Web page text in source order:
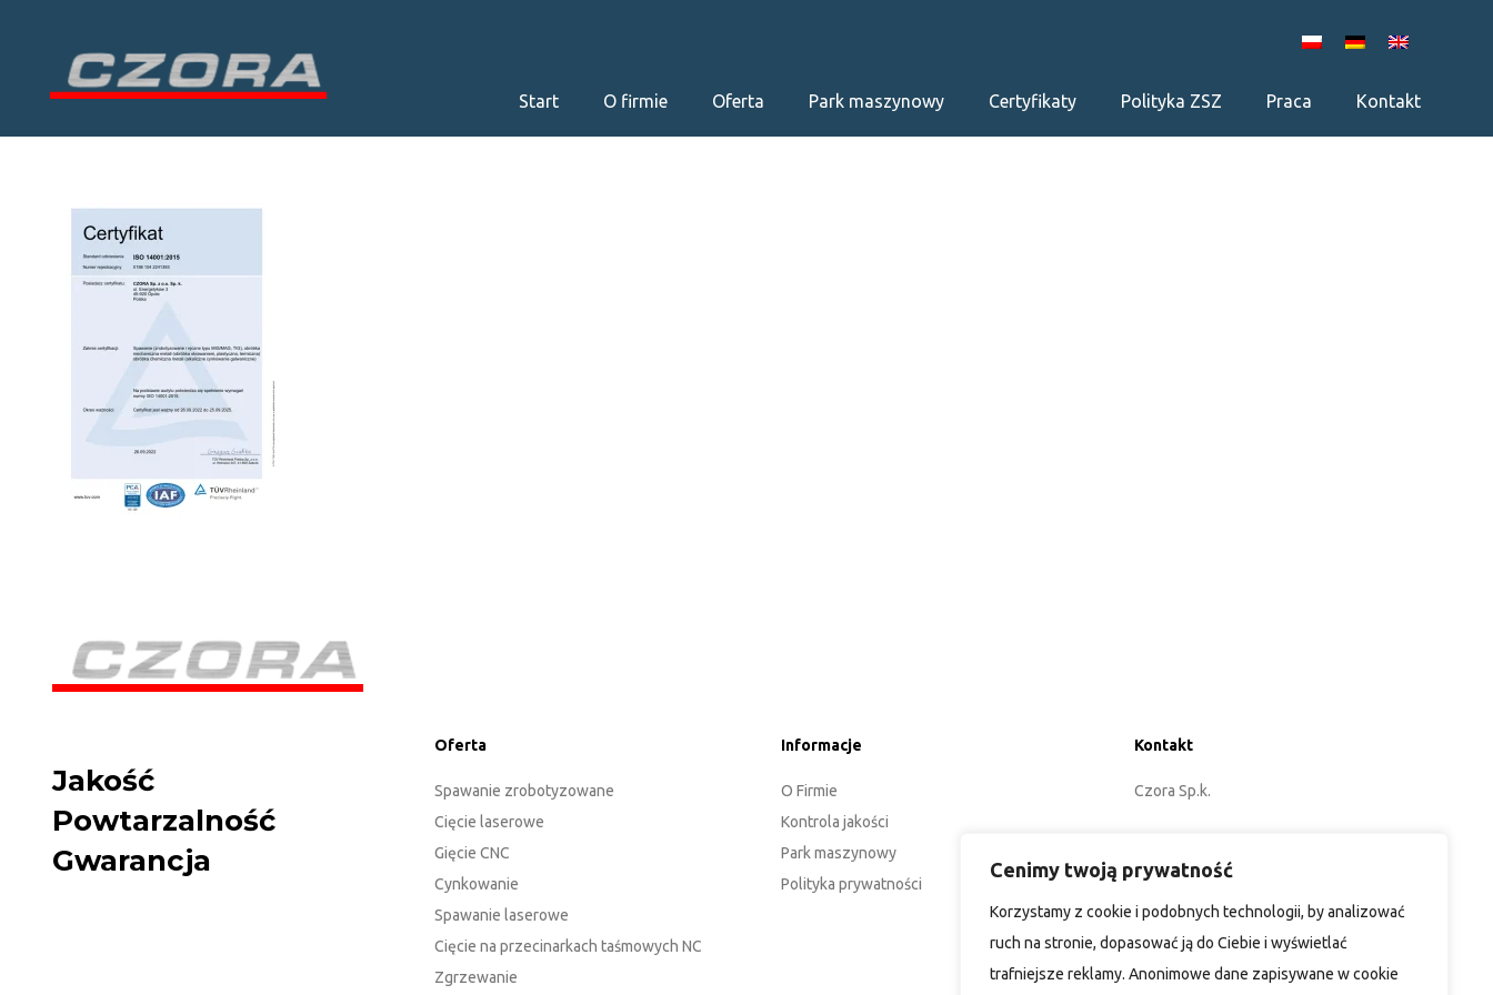
Cenimy twoją prywatność
Korzystamy z cookie i podobnych technologii, by analizować
ruch na stronie, dopasować ją do Ciebie i wyświetlać
trafniejsze reklamy. Anonimowe dane zapisywane w cookie
Start O firmie Oferta Park maszynowy Certyfikaty Polityka ZSZ Praca Kontakt
Jakość
Powtarzalność
Gwarancja
Oferta
Spawanie zrobotyzowane
Cięcie laserowe
Gięcie CNC
Cynkowanie
Spawanie laserowe
Cięcie na przecinarkach taśmowych NC
Zgrzewanie
Informacje
O Firmie
Kontrola jakości
Park maszynowy
Polityka prywatności
Kontakt
Czora Sp.k.
45-920 Opole
POLSKA
+48 77 402 35 76